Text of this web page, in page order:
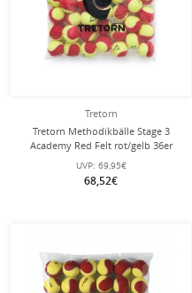
Tretorn
Tretorn Methodikbälle Stage 3
Academy Red Felt rot/gelb 36er
Polybag
UVP: 69,95€
68,52€